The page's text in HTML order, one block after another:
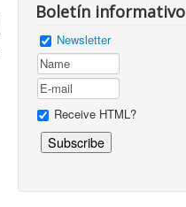
Boletín informativo
Newsletter
Receive HTML?